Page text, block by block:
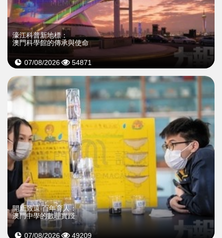
濠江科普新地標：
澳門科學館的傳承與使命
07/08/2026 54871
開新致遠 百年育人：
澳門中學的數理實踐
07/08/2026 49209